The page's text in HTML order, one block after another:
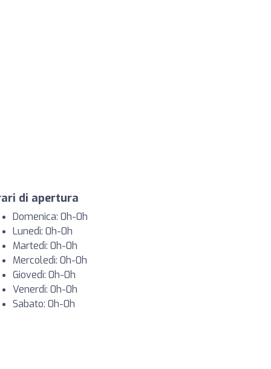
di apertura
Domenica: 0h-0h
Lunedì: 0h-0h
Martedì: 0h-0h
Mercoledì: 0h-0h
Giovedì: 0h-0h
Venerdì: 0h-0h
Sabato: 0h-0h